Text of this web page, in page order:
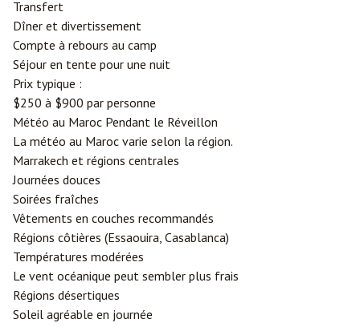
Transfert
Dîner et divertissement
Compte à rebours au camp
Séjour en tente pour une nuit
Prix typique :
$250 à $900 par personne
Météo au Maroc Pendant le Réveillon
La météo au Maroc varie selon la région.
Marrakech et régions centrales
Journées douces
Soirées fraîches
Vêtements en couches recommandés
Régions côtières (Essaouira, Casablanca)
Températures modérées
Le vent océanique peut sembler plus frais
Régions désertiques
Soleil agréable en journée